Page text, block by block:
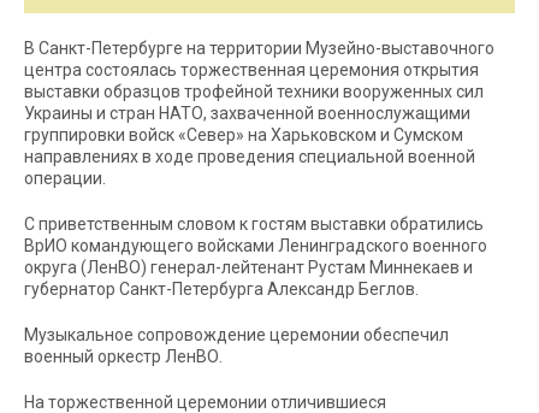
В Санкт-Петербурге на территории Музейно-выставочного
центра состоялась торжественная церемония открытия
выставки образцов трофейной техники вооруженных сил
Украины и стран НАТО, захваченной военнослужащими
группировки войск «Север» на Харьковском и Сумском
направлениях в ходе проведения специальной военной
операции.
С приветственным словом к гостям выставки обратились
ВрИО командующего войсками Ленинградского военного
округа (ЛенВО) генерал-лейтенант Рустам Миннекаев и
губернатор Санкт-Петербурга Александр Беглов.
Музыкальное сопровождение церемонии обеспечил
военный оркестр ЛенВО.
На торжественной церемонии отличившиеся